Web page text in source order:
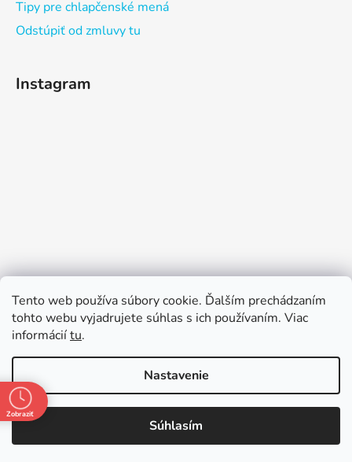
Tento web používa súbory cookie. Ďalším prechádzaním
tohto webu vyjadrujete súhlas s ich používaním. Viac
informáciítu.
Nastavenie
Súhlasím
Tipy pre chlapčenské mená
Odstúpiť od zmluvy tu
Instagram
Sledovať na Instagrame
Vytvoril Shoptet
Copyright 2026mojkocik.sk. Všetky práva vyhradené.
Zobraziť